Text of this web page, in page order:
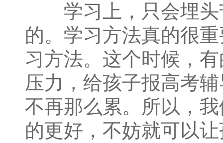
学习上，只会埋头
的。学习方法真的很
习方法。这个时候，
压力，给孩子报高考
不再那么累。所以，
的更好，不妨就可以